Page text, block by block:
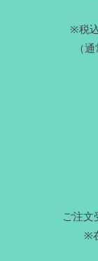
※税
（
ご注文
※